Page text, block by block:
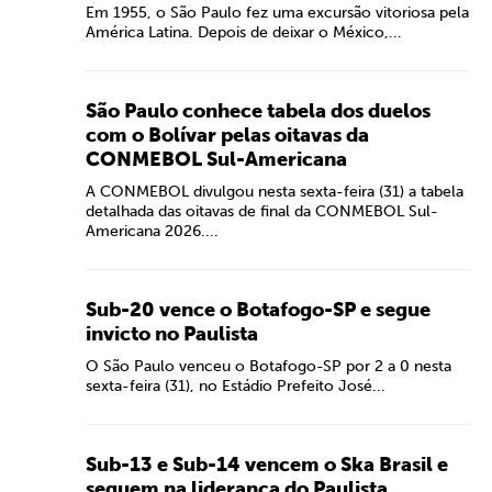
Em 1955, o São Paulo fez uma excursão vitoriosa pela
América Latina. Depois de deixar o México,...
São Paulo conhece tabela dos duelos
com o Bolívar pelas oitavas da
CONMEBOL Sul-Americana
A CONMEBOL divulgou nesta sexta-feira (31) a tabela
detalhada das oitavas de final da CONMEBOL Sul-
Americana 2026....
Sub-20 vence o Botafogo-SP e segue
invicto no Paulista
O São Paulo venceu o Botafogo-SP por 2 a 0 nesta
sexta-feira (31), no Estádio Prefeito José...
Sub-13 e Sub-14 vencem o Ska Brasil e